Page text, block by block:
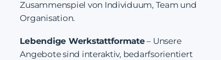
Zusammenspiel von Individuum, Team und
Organisation.
Lebendige Werkstattformate– Unsere
Angebote sind interaktiv, bedarfsorientiert